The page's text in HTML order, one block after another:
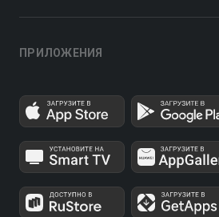
ПРИЛОЖЕНИЯ